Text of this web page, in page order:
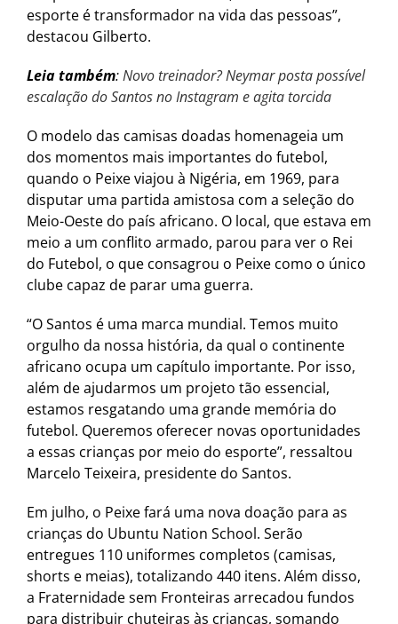
esporte é transformador na vida das pessoas”,
destacou Gilberto.
Leia também:Novo treinador? Neymar posta possível
escalação do Santos no Instagram e agita torcida
O modelo das camisas doadas homenageia um
dos momentos mais importantes do futebol,
quando o Peixe viajou à Nigéria, em 1969, para
disputar uma partida amistosa com a seleção do
Meio-Oeste do país africano. O local, que estava em
meio a um conflito armado, parou para ver o Rei
do Futebol, o que consagrou o Peixe como o único
clube capaz de parar uma guerra.
“O Santos é uma marca mundial. Temos muito
orgulho da nossa história, da qual o continente
africano ocupa um capítulo importante. Por isso,
além de ajudarmos um projeto tão essencial,
estamos resgatando uma grande memória do
futebol. Queremos oferecer novas oportunidades
a essas crianças por meio do esporte”, ressaltou
Marcelo Teixeira, presidente do Santos.
Em julho, o Peixe fará uma nova doação para as
crianças do Ubuntu Nation School. Serão
entregues 110 uniformes completos (camisas,
shorts e meias), totalizando 440 itens. Além disso,
a Fraternidade sem Fronteiras arrecadou fundos
para distribuir chuteiras às crianças, somando